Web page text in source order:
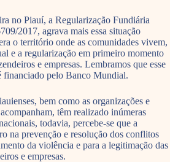
no Piauí, a Regularização Fundiária
2017, agrava mais essa situação
o território onde as comunidades vivem,
e a regularização em primeiro momento
e empresas. Lembramos que esse
financiado pelo Banco Mundial.
bem como as organizações e
têm realizado inúmeras
todavia, percebe-se que a
na prevenção e resolução dos conflitos
da violência e para a legitimação das
e empresas.